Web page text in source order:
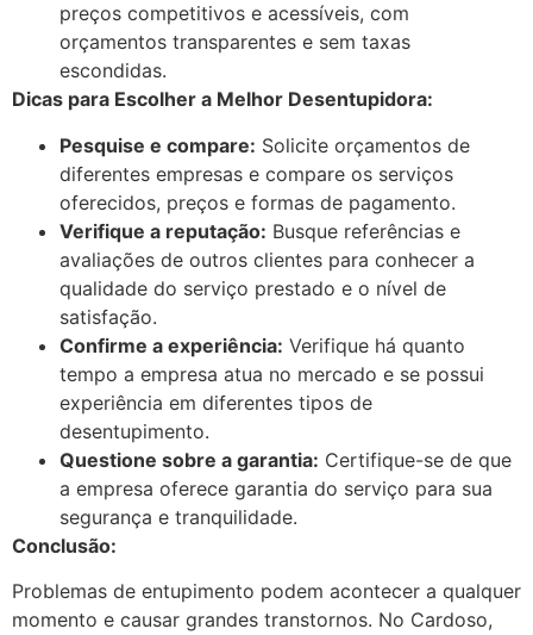
preços competitivos e acessíveis, com
orçamentos transparentes e sem taxas
escondidas.
Dicas para Escolher a Melhor Desentupidora:
Pesquise e compare: Solicite orçamentos de
diferentes empresas e compare os serviços
oferecidos, preços e formas de pagamento.
Verifique a reputação: Busque referências e
avaliações de outros clientes para conhecer a
qualidade do serviço prestado e o nível de
satisfação.
Confirme a experiência: Verifique há quanto
tempo a empresa atua no mercado e se possui
experiência em diferentes tipos de
desentupimento.
Questione sobre a garantia: Certifique-se de que
a empresa oferece garantia do serviço para sua
segurança e tranquilidade.
Conclusão:
Problemas de entupimento podem acontecer a qualquer
momento e causar grandes transtornos. No Cardoso,